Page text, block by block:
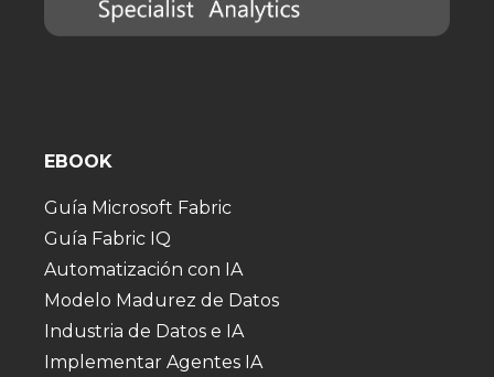
EBOOK
Guía Microsoft Fabric
Guía Fabric IQ
Automatización con IA
Modelo Madurez de Datos
Industria de Datos e IA
Implementar Agentes IA